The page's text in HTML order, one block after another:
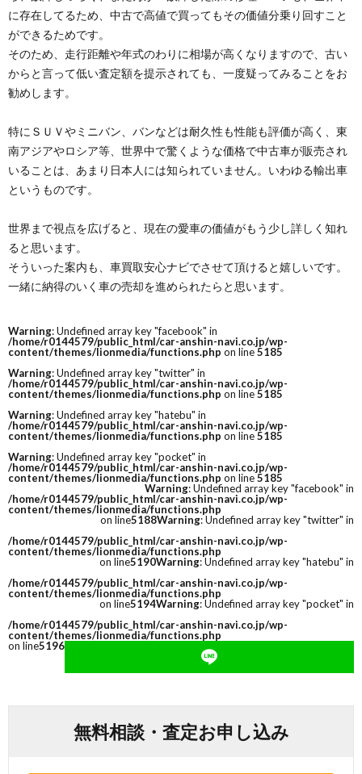
に存在してるため、中古で高値で買ってもその価値分乗り回すこと
ができるためです。
そのため、走行距離や年式のわりに相場が高くなりますので、古い
からと言って低い査定額を提示されても、一度疑ってみることをお
勧めします。
特にＳＵＶやミニバン、バンなどは耐久性も性能も評価が高く、東
南アジアやロシア等、世界中で驚くような価格で中古車が販売され
いることは、あまり日本人には知られていません。いわゆる輸出車
というものです。
世界まで視点を広げると、現在の愛車の価値がもう少し詳しく知れ
ると思います。
そういった案内も、車買取安心ナビでさせて頂けると嬉しいです。
一緒に納得のいく車の売却を進められたらと思います。
Warning: Undefined array key "facebook" in
/home/r0144579/public_html/car-anshin-navi.co.jp/wp-
content/themes/lionmedia/functions.php on line5185
Warning: Undefined array key "twitter" in
/home/r0144579/public_html/car-anshin-navi.co.jp/wp-
content/themes/lionmedia/functions.php on line5185
Warning: Undefined array key "hatebu" in
/home/r0144579/public_html/car-anshin-navi.co.jp/wp-
content/themes/lionmedia/functions.php on line5185
Warning: Undefined array key "pocket" in
/home/r0144579/public_html/car-anshin-navi.co.jp/wp-
content/themes/lionmedia/functions.php on line5185
Warning: Undefined array key "facebook" in
/home/r0144579/public_html/car-anshin-navi.co.jp/wp-
content/themes/lionmedia/functions.php
on line5188Warning: Undefined array key "twitter" in
/home/r0144579/public_html/car-anshin-navi.co.jp/wp-
content/themes/lionmedia/functions.php
on line5190Warning: Undefined array key "hatebu" in
/home/r0144579/public_html/car-anshin-navi.co.jp/wp-
content/themes/lionmedia/functions.php
on line5194Warning: Undefined array key "pocket" in
/home/r0144579/public_html/car-anshin-navi.co.jp/wp-
content/themes/lionmedia/functions.php
on line5196
無料相談・査定お申し込み